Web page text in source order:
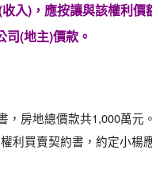
入)，應按讓與該權利
(地主)價款。
房地總價款共1,000萬元
利買賣契約書，約定小楊